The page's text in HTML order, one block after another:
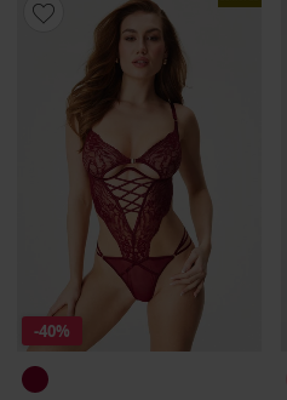
-40%